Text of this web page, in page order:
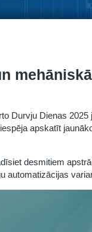
Durvju Dienas
apskatīt
desmitiem
automatizācijas